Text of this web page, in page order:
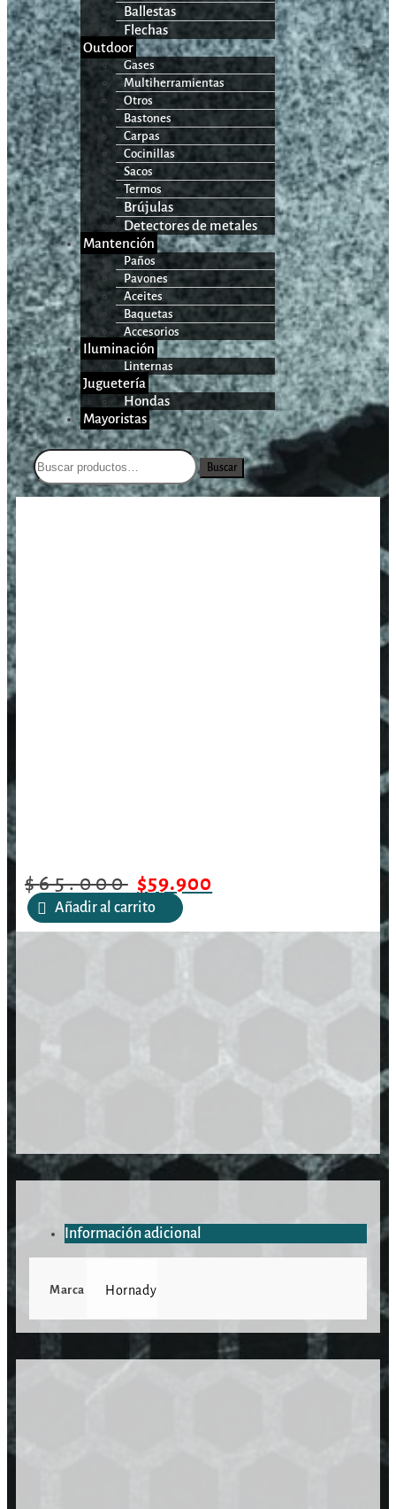
Ballestas
Flechas
Outdoor
Gases
Multiherramientas
Otros
Bastones
Carpas
Cocinillas
Sacos
Termos
Brújulas
Detectores de metales
Mantención
Paños
Pavones
Aceites
Baquetas
Accesorios
Iluminación
Linternas
Juguetería
Hondas
Mayoristas
Buscar
$65.000 $59.900
Añadir al carrito
Información adicional
Marca Hornady